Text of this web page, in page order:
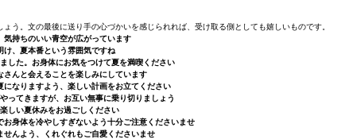
う。文の最後に送り手の心づかいを感じられれば、受け取る側としても嬉しいものです。
気持ちのいい青空が広がっています
け、夏本番という雰囲気ですね
した。お身体にお気をつけて夏を満喫ください
さんと会えることを楽しみにしています
になりますよう、楽しい計画をお立てください
ってきますが、お互い無事に乗り切りましょう
楽しい夏休みをお過ごしください
お身体を冷やしすぎないよう十分ご注意くださいませ
せんよう、くれぐれもご自愛くださいませ